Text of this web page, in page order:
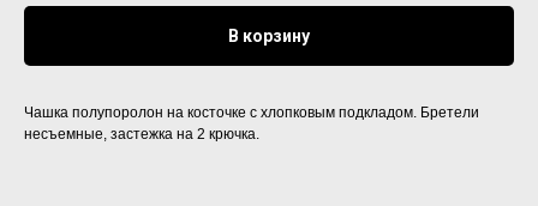
В корзину
Чашка полупоролон на косточке с хлопковым подкладом. Бретели
несъемные, застежка на 2 крючка.